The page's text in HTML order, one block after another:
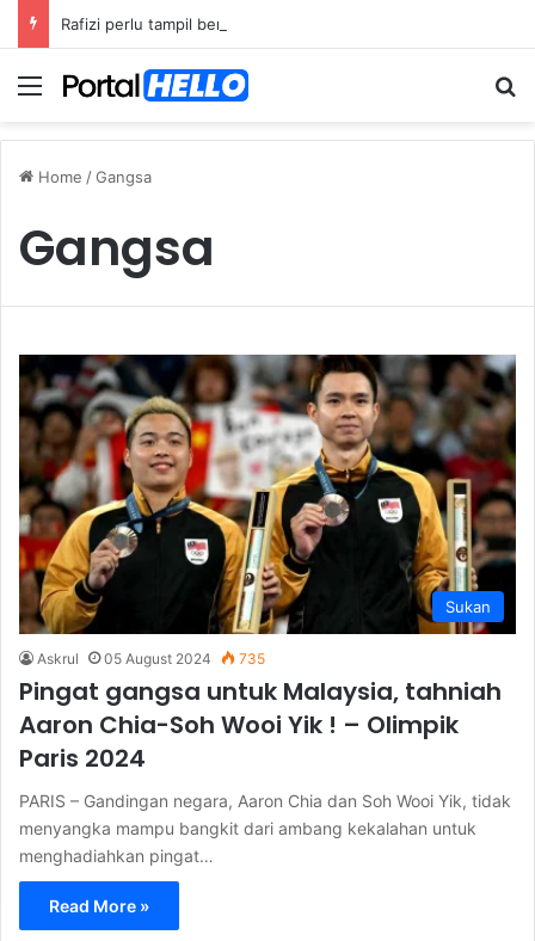
Menu
Home /Gangsa
Gangsa
Sukan
Askrul 05 August 2024 735
Pingat gangsa untuk Malaysia, tahniah
Aaron Chia-Soh Wooi Yik ! – Olimpik
Paris 2024
PARIS – Gandingan negara, Aaron Chia dan Soh Wooi Yik, tidak
menyangka mampu bangkit dari ambang kekalahan untuk
menghadiahkan pingat…
Read More »